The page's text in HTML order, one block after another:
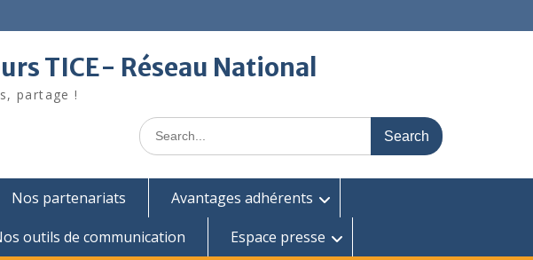
TICE- Réseau National
partage !
Search
for:
Nos partenariats
Avantages adhérents
outils de communication Espace presse